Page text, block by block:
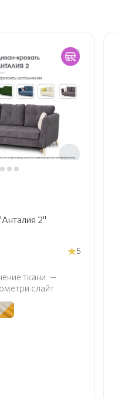
2"
5
ткани —
слайт